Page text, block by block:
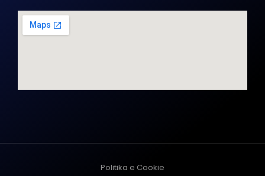
Politika e Cookie